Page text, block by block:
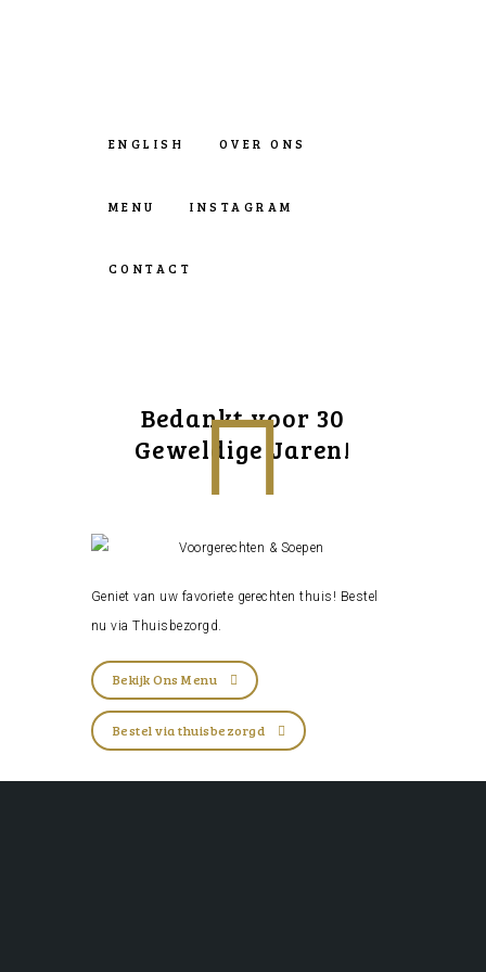
ENGLISH OVER ONS
MENU INSTAGRAM
CONTACT
Bedankt voor 30
Geweldige Jaren!
Geniet van uw favoriete gerechten thuis! Bestel
nu viaThuisbezorgd
Bekijk Ons Menu
Bestel via thuisbezorgd